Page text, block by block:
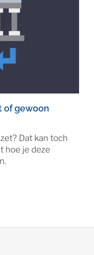
of gewoon
Dat kan toch
hoe je deze